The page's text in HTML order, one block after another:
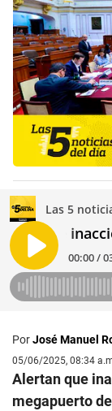
PorJosé Manuel
05/06/2025, 08:34
Alertan que
megapuerto